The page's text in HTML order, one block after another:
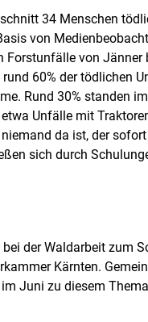
34 Menschen
von
von Jänner
60% der tödlichen
Rund 30% standen
Unfälle mit
da ist, der
sich durch
der Waldarbeit zum
Kärnten.
Juni zu diesem